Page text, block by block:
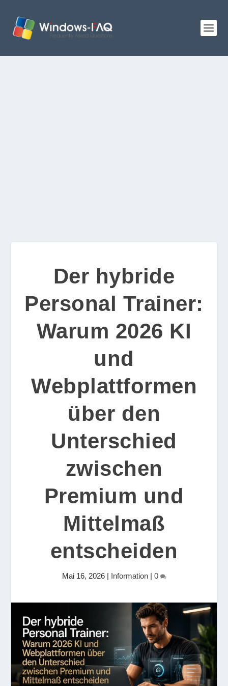
Der hybride
Personal Trainer:
Warum 2026 KI
und
Webplattformen
über den
Unterschied
zwischen
Premium und
Mittelmaß
entscheiden
Mai 16, 2026| Information| 0